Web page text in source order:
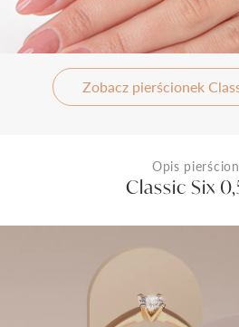
Zobacz pierścionek
Opis
Classic Six